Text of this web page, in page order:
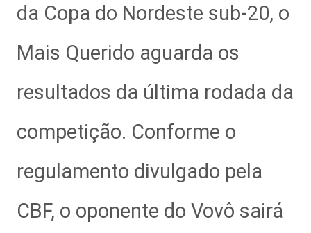
da Copa do Nordeste sub-20, o
Mais Querido aguarda os
resultados da última rodada da
competição. Conforme o
regulamento divulgado pela
CBF, o oponente do Vovô sairá